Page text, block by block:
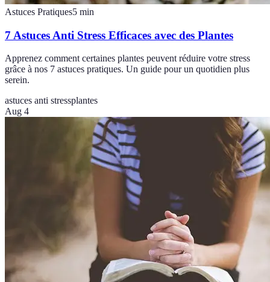
Astuces Pratiques5 min
7 Astuces Anti Stress Efficaces avec des Plantes
Apprenez comment certaines plantes peuvent réduire votre stress
grâce à nos 7 astuces pratiques. Un guide pour un quotidien plus
serein.
astuces anti stressplantes
Aug 4